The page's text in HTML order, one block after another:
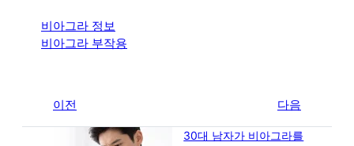
비아그라 정보
비아그라 부작용
이전 다음
30대 남자가 비아그라를